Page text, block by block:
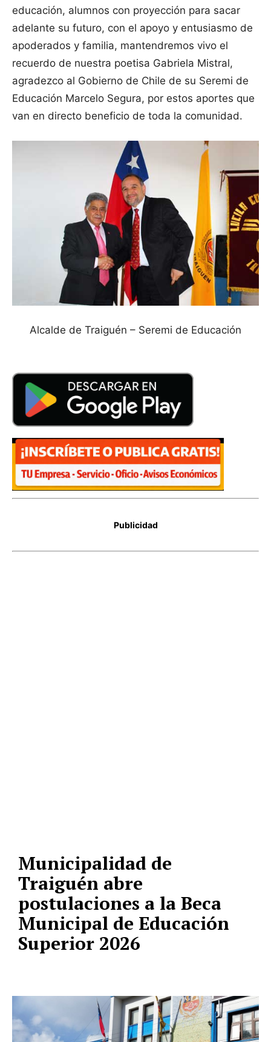
educación, alumnos con proyección para sacar
adelante su futuro, con el apoyo y entusiasmo de
apoderados y familia, mantendremos vivo el
recuerdo de nuestra poetisa Gabriela Mistral,
agradezco al Gobierno de Chile de su Seremi de
Educación Marcelo Segura, por estos aportes que
van en directo beneficio de toda la comunidad.
Alcalde de Traiguén – Seremi de Educación
Publicidad